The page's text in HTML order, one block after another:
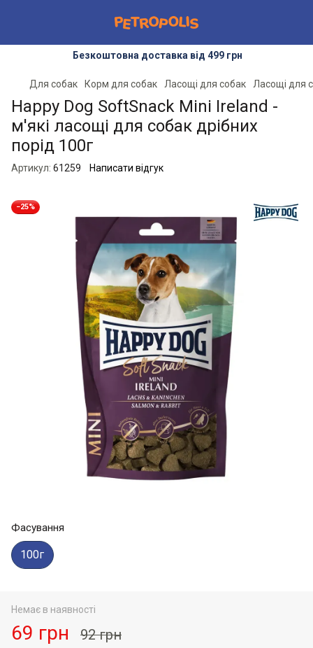
Безкоштовна доставка від 499 грн
Для собак Корм для собак Ласощі для собак Ласощі для
Happy Dog SoftSnack Mini Ireland -
м'які ласощі для собак дрібних
порід 100г
Артикул: 61259 Написати відгук
−25%
Фасування
100г
Немає в наявності
69 грн 92 грн